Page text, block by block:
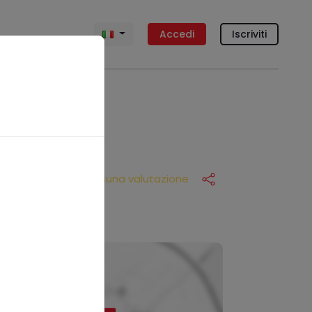
Accedi Iscriviti
Nessuna valutazione